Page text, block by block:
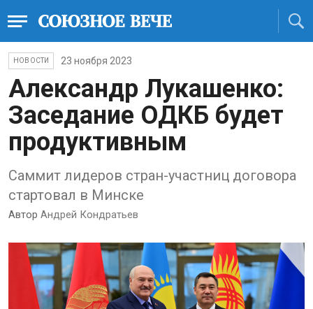
НОВОСТИ 23 ноября 2023
Александр Лукашенко:
Заседание ОДКБ будет
продуктивным
Саммит лидеров стран-участниц договора
стартовал в Минске
Автор Андрей Кондратьев